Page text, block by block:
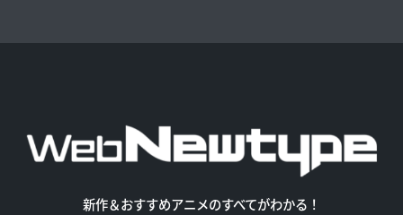
新作＆おすすめアニメのすべてがわかる！